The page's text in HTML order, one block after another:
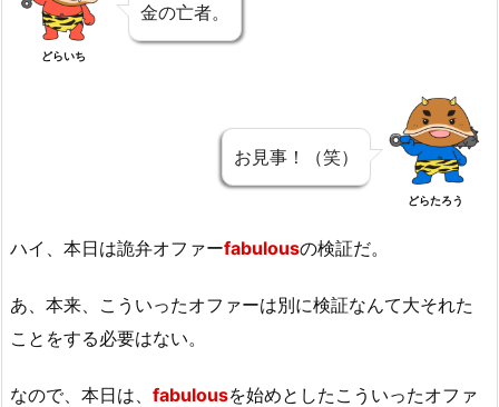
どらいち
金の亡者。
お見事！（笑）
どらたろう
ハイ、本日は詭弁オファーfabulousの検証だ。
あ、本来、こういったオファーは別に検証なんて大それた
ことをする必要はない。
なので、本日は、 fabulousを始めとしたこういったオファ